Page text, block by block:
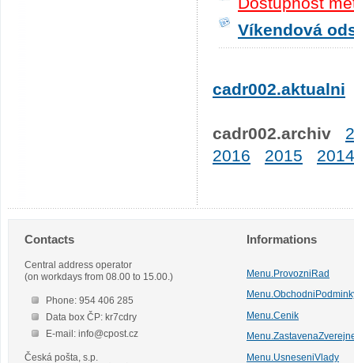
Víkendová
cadr002.aktualni
cadr002.archiv
2016
2015 2014
Contacts
Central address operator
(on workdays from 08.00 to 15.00.)
Phone: 954 406 285
Data box ČP: kr7cdry
E-mail: info@cpost.cz
Česká pošta, s.p.
Informations
Menu.ProvozniRad
Menu.Cenik
Menu.UsneseniVlady